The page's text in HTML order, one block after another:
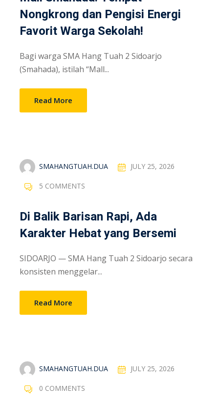
Nongkrong dan Pengisi Energi
Favorit Warga Sekolah!
Bagi warga SMA Hang Tuah 2 Sidoarjo
(Smahada), istilah “Mall...
Read More
SMAHANGTUAH.DUA JULY 25, 2026
5 COMMENTS
Di Balik Barisan Rapi, Ada
Karakter Hebat yang Bersemi
SIDOARJO — SMA Hang Tuah 2 Sidoarjo secara
konsisten menggelar...
Read More
SMAHANGTUAH.DUA JULY 25, 2026
0 COMMENTS